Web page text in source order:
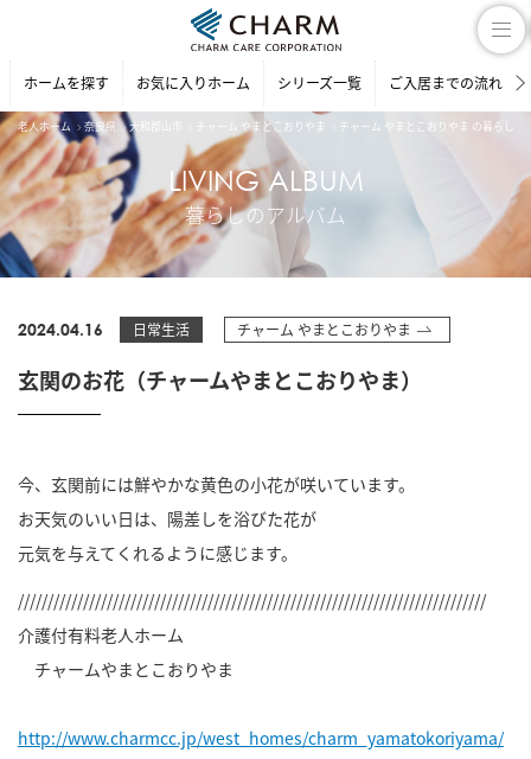
ホームを探す お気に入りホーム シリーズ一覧 ご入居までの流れ
老人ホーム 奈良県 大和郡山市 チャーム やまとこおりやま チャーム やまとこおりやま の暮らしの
LIVING ALBUM
暮らしのアルバム
2024.04.16 日常生活 チャーム やまとこおりやま
玄関のお花（チャームやまとこおりやま）
今、玄関前には鮮やかな黄色の小花が咲いています。
お天気のいい日は、陽差しを浴びた花が
元気を与えてくれるように感じます。
///////////////////////////////////////////////////////////////////////////////
介護付有料老人ホーム
チャームやまとこおりやま
http://www.charmcc.jp/west_homes/charm_yamatokoriyama/